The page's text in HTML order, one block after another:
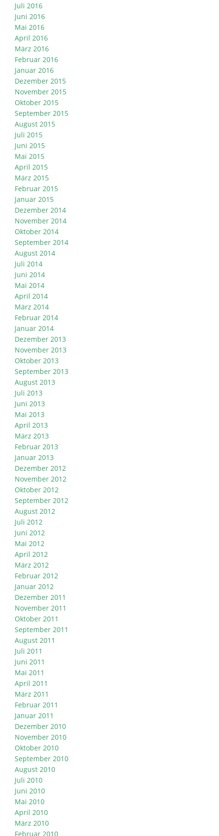
Juli 2016
Juni 2016
Mai 2016
April 2016
März 2016
Februar 2016
Januar 2016
Dezember 2015
November 2015
Oktober 2015
September 2015
August 2015
Juli 2015
Juni 2015
Mai 2015
April 2015
März 2015
Februar 2015
Januar 2015
Dezember 2014
November 2014
Oktober 2014
September 2014
August 2014
Juli 2014
Juni 2014
Mai 2014
April 2014
März 2014
Februar 2014
Januar 2014
Dezember 2013
November 2013
Oktober 2013
September 2013
August 2013
Juli 2013
Juni 2013
Mai 2013
April 2013
März 2013
Februar 2013
Januar 2013
Dezember 2012
November 2012
Oktober 2012
September 2012
August 2012
Juli 2012
Juni 2012
Mai 2012
April 2012
März 2012
Februar 2012
Januar 2012
Dezember 2011
November 2011
Oktober 2011
September 2011
August 2011
Juli 2011
Juni 2011
Mai 2011
April 2011
März 2011
Februar 2011
Januar 2011
Dezember 2010
November 2010
Oktober 2010
September 2010
August 2010
Juli 2010
Juni 2010
Mai 2010
April 2010
März 2010
Februar 2010